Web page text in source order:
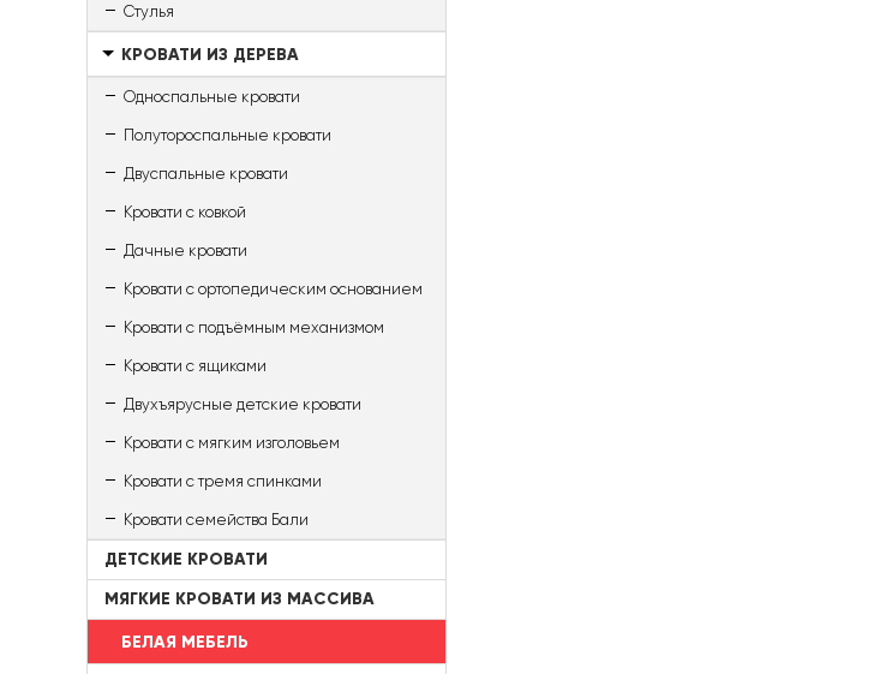
Стулья
КРОВАТИ ИЗ ДЕРЕВА
Односпальные кровати
Полутороспальные кровати
Двуспальные кровати
Кровати с ковкой
Дачные кровати
Кровати с ортопедическим основанием
Кровати с подъёмным механизмом
Кровати с ящиками
Двухъярусные детские кровати
Кровати с мягким изголовьем
Кровати с тремя спинками
Кровати семейства Бали
ДЕТСКИЕ КРОВАТИ
МЯГКИЕ КРОВАТИ ИЗ МАССИВА
БЕЛАЯ МЕБЕЛЬ